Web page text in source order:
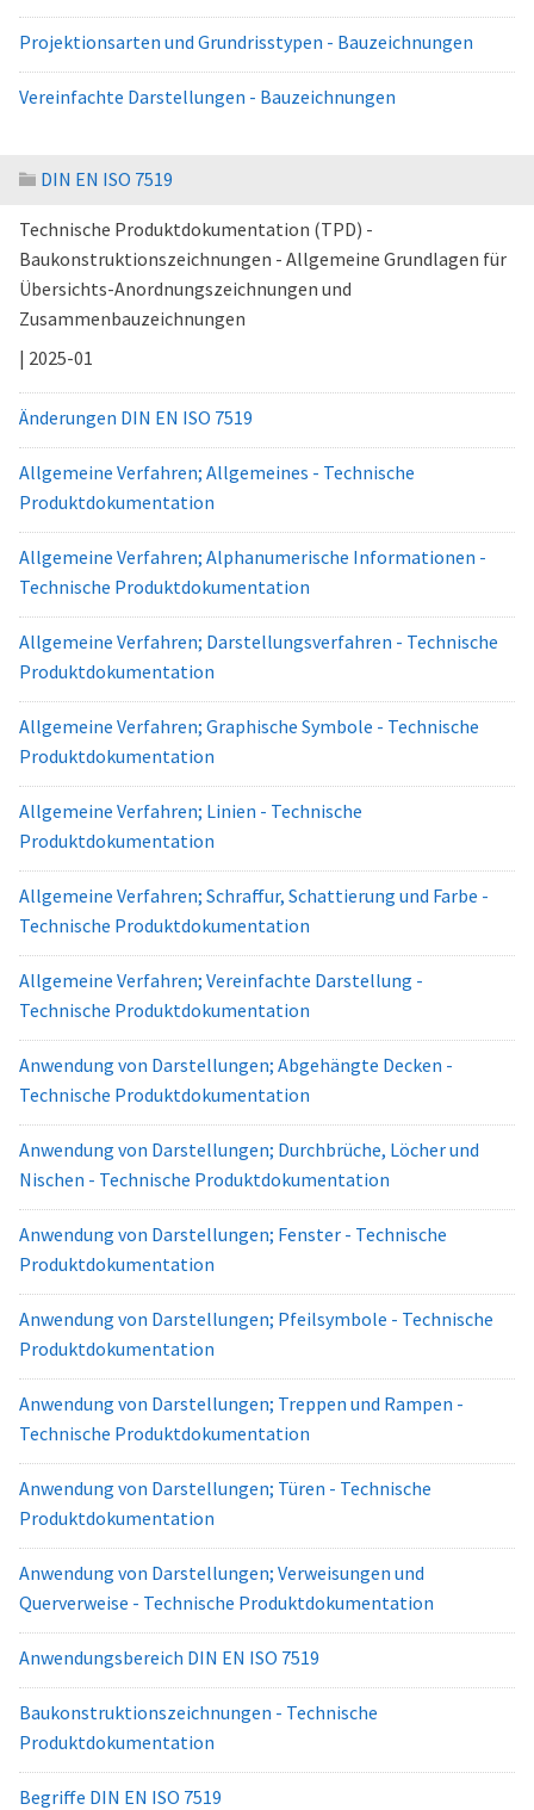
Projektionsarten und Grundrisstypen - Bauzeichnungen
Vereinfachte Darstellungen - Bauzeichnungen
DIN EN ISO 7519
Technische Produktdokumentation (TPD) -
Baukonstruktionszeichnungen - Allgemeine Grundlagen für
Übersichts-Anordnungszeichnungen und
Zusammenbauzeichnungen
| 2025-01
Änderungen DIN EN ISO 7519
Allgemeine Verfahren; Allgemeines - Technische
Produktdokumentation
Allgemeine Verfahren; Alphanumerische Informationen -
Technische Produktdokumentation
Allgemeine Verfahren; Darstellungsverfahren - Technische
Produktdokumentation
Allgemeine Verfahren; Graphische Symbole - Technische
Produktdokumentation
Allgemeine Verfahren; Linien - Technische
Produktdokumentation
Allgemeine Verfahren; Schraffur, Schattierung und Farbe -
Technische Produktdokumentation
Allgemeine Verfahren; Vereinfachte Darstellung -
Technische Produktdokumentation
Anwendung von Darstellungen; Abgehängte Decken -
Technische Produktdokumentation
Anwendung von Darstellungen; Durchbrüche, Löcher und
Nischen - Technische Produktdokumentation
Anwendung von Darstellungen; Fenster - Technische
Produktdokumentation
Anwendung von Darstellungen; Pfeilsymbole - Technische
Produktdokumentation
Anwendung von Darstellungen; Treppen und Rampen -
Technische Produktdokumentation
Anwendung von Darstellungen; Türen - Technische
Produktdokumentation
Anwendung von Darstellungen; Verweisungen und
Querverweise - Technische Produktdokumentation
Anwendungsbereich DIN EN ISO 7519
Baukonstruktionszeichnungen - Technische
Produktdokumentation
Begriffe DIN EN ISO 7519